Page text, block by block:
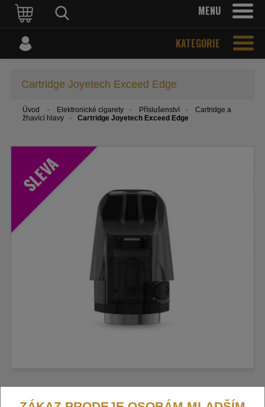
MENU
KATEGORIE
Cartridge Joyetech Exceed Edge
Úvod Elektronické cigarety Příslušenství
Cartridge a
žhavící hlavy
Cartridge Joyetech Exceed Edge
SLEVA